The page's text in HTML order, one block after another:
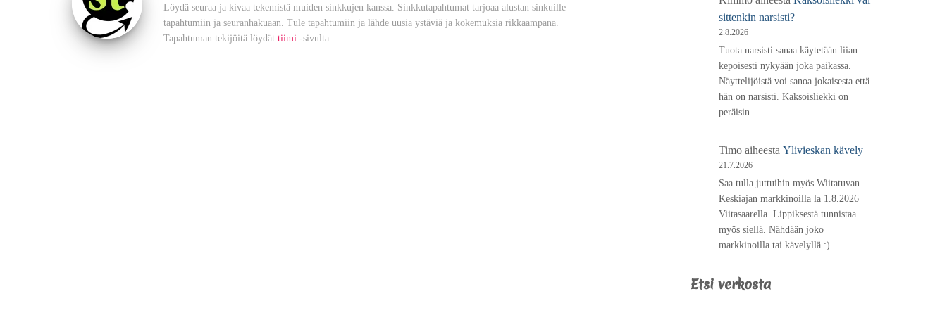
Löydä seuraa ja kivaa tekemistä muiden sinkkujen kanssa. Sinkkutapahtumat tarjoaa alustan sinkuille
tapahtumiin ja seuranhakuaan. Tule tapahtumiin ja lähde uusia ystäviä ja kokemuksia rikkaampana.
Tapahtuman tekijöitä löydät tiimi -sivulta.
sittenkin narsisti?
2.8.2026
Tuota narsisti sanaa käytetään liian
kepoisesti nykyään joka paikassa.
Näyttelijöistä voi sanoa jokaisesta että
hän on narsisti. Kaksoisliekki on
peräisin…
Timoaiheesta Ylivieskan kävely
21.7.2026
Saa tulla juttuihin myös Wiitatuvan
Keskiajan markkinoilla la 1.8.2026
Viitasaarella. Lippiksestä tunnistaa
myös siellä. Nähdään joko
markkinoilla tai kävelyllä :)
Etsi verkosta